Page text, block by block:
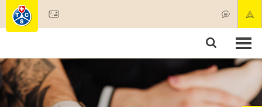
Membres & prestations
Tests, sécurité & santé